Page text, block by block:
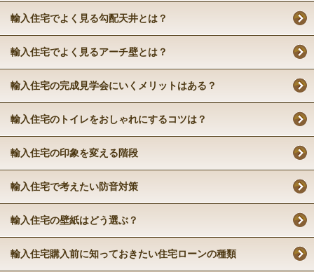
輸入住宅でよく見る勾配天井とは？
輸入住宅でよく見るアーチ壁とは？
輸入住宅の完成見学会にいくメリットはある？
輸入住宅のトイレをおしゃれにするコツは？
輸入住宅の印象を変える階段
輸入住宅で考えたい防音対策
輸入住宅の壁紙はどう選ぶ？
輸入住宅購入前に知っておきたい住宅ローンの種類